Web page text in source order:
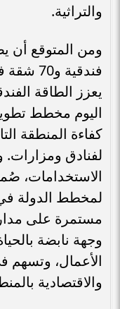
والتراثية.
فندقية
يعزز الطاقة
اليوم مخطط
كفاءة المنطقة
لفنادق
الاستخدامات،
لمخطط الدولة
مستمرة على
وجهة نابضة
الأعمال، وتسهم
والاقتصادية